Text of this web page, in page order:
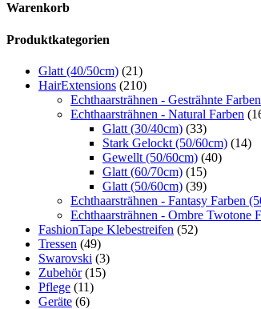
Warenkorb
Produktkategorien
Glatt (40/50cm) (21)
HairExtensions (210)
Echthaarsträhnen - Gesträhnte
Echthaarsträhnen - Natural Farben
Glatt (30/40cm) (33)
Stark Gelockt (50/60cm) (14)
Gewellt (50/60cm) (40)
Glatt (60/70cm) (15)
Glatt (50/60cm) (39)
Echthaarsträhnen - Fantasy Farben
Echthaarsträhnen - Ombre Twotone
FashionTape Klebestreifen (52)
Tressen (49)
Swarovski (3)
Zubehör (15)
Pflege (11)
Geräte (6)